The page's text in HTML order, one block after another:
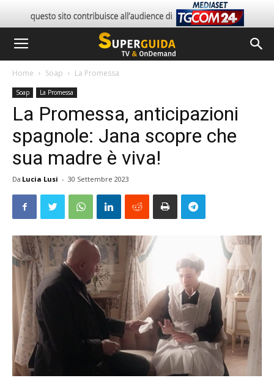
Home Soap La Promessa
Soap La Promessa
La Promessa, anticipazioni
spagnole: Jana scopre che
sua madre è viva!
Da Lucia Lusi - 30 Settembre 2023